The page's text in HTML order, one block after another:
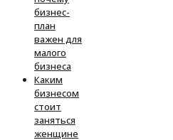
бизнес-
план
важен для
малого
бизнеса
Каким
бизнесом
стоит
заняться
женщине